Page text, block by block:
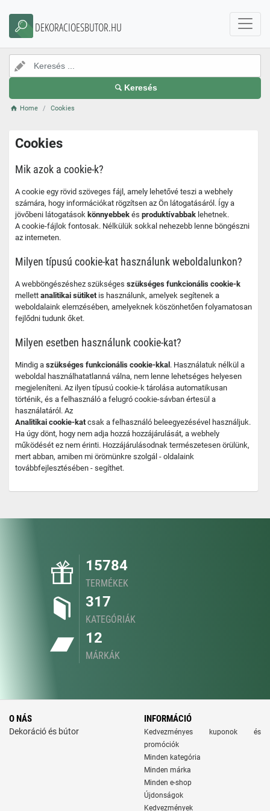
DEKORACIOESBUTOR.HU
Keresés
Home Cookies
Cookies
Mik azok a cookie-k?
A cookie egy rövid szöveges fájl, amely lehetővé teszi a webhely
számára, hogy információkat rögzítsen az Ön látogatásáról. Így a
jövőbeni látogatások könnyebbek és produktívabbak lehetnek.
A cookie-fájlok fontosak. Nélkülük sokkal nehezebb lenne böngészni
az interneten.
Milyen típusú cookie-kat használunk weboldalunkon?
A webböngészéshez szükséges szükséges funkcionális cookie-k
mellett analitikai sütiketis használunk, amelyek segítenek a
weboldalaink elemzésében, amelyeknek köszönhetően folyamatosan
fejlődni tudunk őket.
Milyen esetben használunk cookie-kat?
Mindig a szükséges funkcionális cookie-kkal . Használatuk nélkül a
weboldal használhatatlanná válna, nem lenne lehetséges helyesen
megjeleníteni. Az ilyen típusú cookie-k tárolása automatikusan
történik, és a felhasználó a felugró cookie-sávban értesül a
használatáról. Az
Analitikai cookie-katcsak a felhasználó beleegyezésével használjuk.
Ha úgy dönt, hogy nem adja hozzá hozzájárulását, a webhely
működését ez nem érinti. Hozzájárulásodnak természetesen örülünk,
mert abban, amiben mi örömünkre szolgál - oldalaink
továbbfejlesztésében - segíthet.
15784
TERMÉKEK
317
KATEGÓRIÁK
12
MÁRKÁK
O NÁS
Dekoráció és bútor
INFORMÁCIÓ
Kedvezményes kuponok és
promóciók
Minden kategória
Minden márka
Minden e-shop
Újdonságok
Kedvezmények